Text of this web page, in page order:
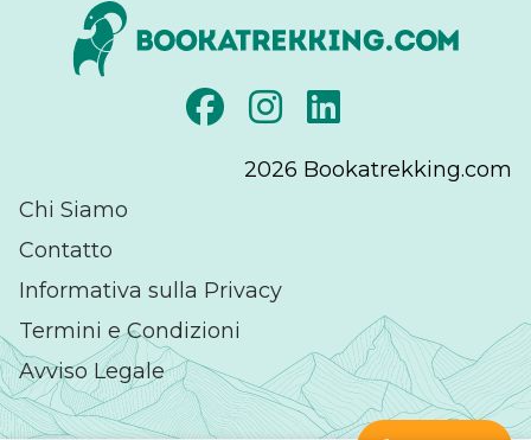
2026 Bookatrekking.com
Chi Siamo
Contatto
Informativa sulla Privacy
Termini e Condizioni
Avviso Legale